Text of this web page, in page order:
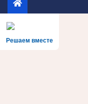
Решаем вместе